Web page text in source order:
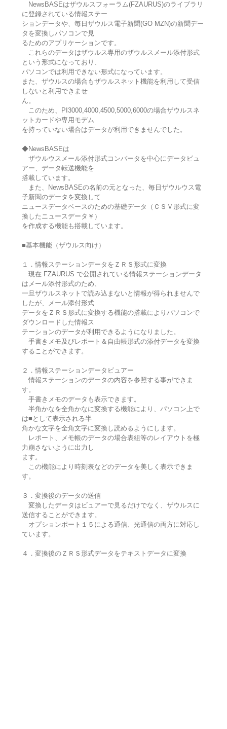
NewsBASEはザウルスフォーラム(FZAURUS)のライブラリ
に登録されている情報ステー
ションデータや、毎日ザウルス電子新聞(GO MZN)の新聞デー
タを変換しパソコンで見
るためのアプリケーションです。
これらのデータはザウルス専用のザウルスメール添付形式
という形式になっており、
パソコンでは利用できない形式になっています。
また、ザウルスの場合もザウルスネット機能を利用して受信
しないと利用できませ
ん。
このため、PI3000,4000,4500,5000,6000の場合ザウルスネ
ットカードや専用モデム
を持っていない場合はデータが利用できませんでした。
◆NewsBASEは
ザウルウスメール添付形式コンバータを中心にデータビュ
アー、データ転送機能を
搭載しています。
また、NewsBASEの名前の元となった、毎日ザウルウス電
子新聞のデータを変換して
ニュースデータベースのための基礎データ（ＣＳＶ形式に変
換したニュースデータ￥）
を作成する機能も搭載しています。
■基本機能（ザウルス向け）
１．情報ステーションデータをＺＲＳ形式に変換
現在 FZAURUS で公開されている情報ステーションデータ
はメール添付形式のため、
一旦ザウルスネットで読み込まないと情報が得られませんで
したが、メール添付形式
データをＺＲＳ形式に変換する機能の搭載によりパソコンで
ダウンロードした情報ス
テーションのデータが利用できるようになりました。
手書きメモ及びレポート＆自由帳形式の添付データを変換
することができます。
２．情報ステーションデータビュアー
情報ステーションのデータの内容を参照する事ができま
す。
手書きメモのデータも表示できます。
半角かなを全角かなに変換する機能により、パソコン上で
は■として表示される半
角かな文字を全角文字に変換し読めるようにします。
レポート、メモ帳のデータの場合表組等のレイアウトを極
力崩さないように出力し
ます。
この機能により時刻表などのデータを美しく表示できま
す。
３．変換後のデータの送信
変換したデータはビュアーで見るだけでなく、ザウルスに
送信することができます。
オプションポート１５による通信、光通信の両方に対応し
ています。
４．変換後のＺＲＳ形式データをテキストデータに変換